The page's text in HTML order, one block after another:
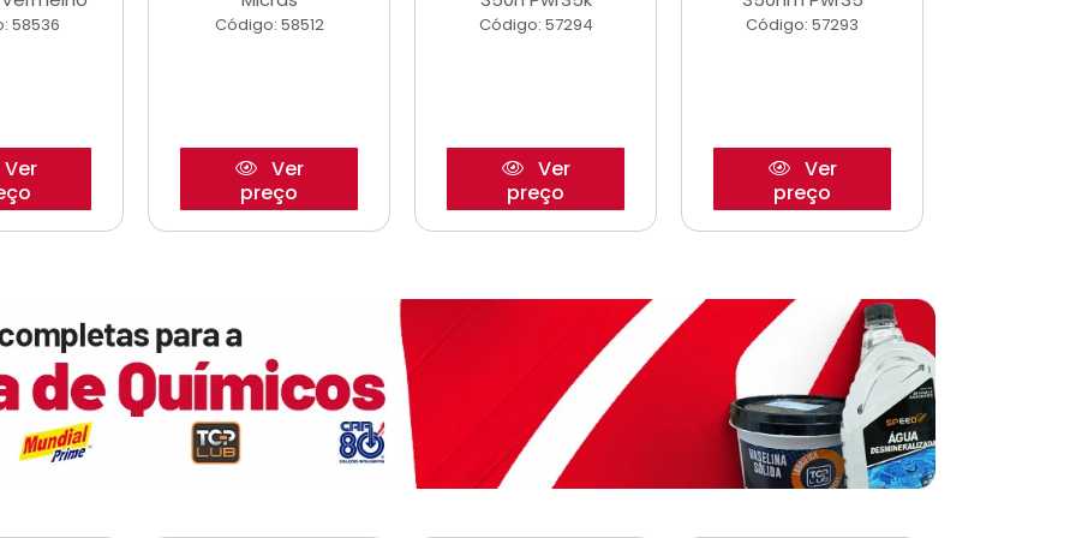
58536
Ver
Código: 58512
Ver
preço
Código: 57294
Ver
preço
Código: 57293
Ver
preço